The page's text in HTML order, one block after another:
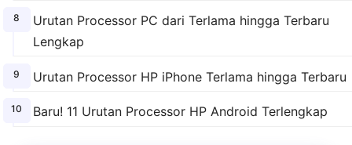
Urutan Processor PC dari Terlama hingga Terbaru
Lengkap
Urutan Processor HP iPhone Terlama hingga Terbaru
Baru! 11 Urutan Processor HP Android Terlengkap